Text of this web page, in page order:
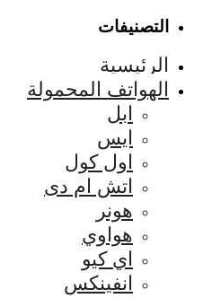
التصنيفات
الرئيسية
الهواتف المحمولة
ابل
ايس
اول كول
اتش ام دى
هونر
هواوي
اي كيو
انفينكس